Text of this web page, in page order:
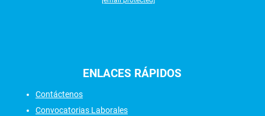
ENLACES RÁPIDOS
Contáctenos
Convocatorias Laborales